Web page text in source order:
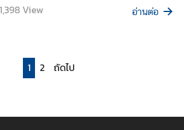
1,398View อ่านต่อ
1 2 ถัดไป